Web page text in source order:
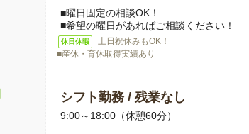
■曜日固定の相談OK！
■希望の曜日があればご相談ください！
休日休暇
土日祝休みもOK！
■産休・育休取得実績あり
シフト勤務 / 残業なし
9:00～18:00（休憩60分）